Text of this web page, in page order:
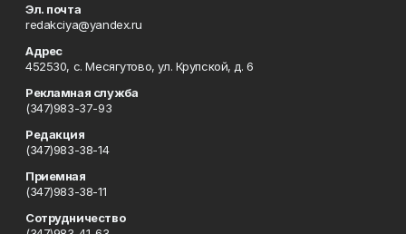
Эл. почта
redakciya@yandex.ru
Адрес
452530, с. Месягутово, ул. Крупской, д. 6
Рекламная служба
(347)983-37-93
Редакция
(347)983-38-14
Приемная
(347)983-38-11
Сотрудничество